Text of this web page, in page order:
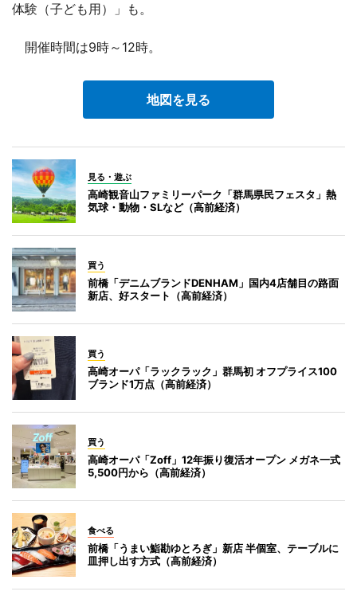
体験（子ども用）」も。
開催時間は9時～12時。
地図を見る
見る・遊ぶ
高崎観音山ファミリーパーク「群馬県民フェスタ」熱
気球・動物・SLなど（高前経済）
買う
前橋「デニムブランドDENHAM」国内4店舗目の路面
新店、好スタート（高前経済）
買う
高崎オーパ「ラックラック」群馬初 オフプライス100
ブランド1万点（高前経済）
買う
高崎オーパ「Zoff」12年振り復活オープン メガネ一式
5,500円から（高前経済）
食べる
前橋「うまい鮨勘ゆとろぎ」新店 半個室、テーブルに
皿押し出す方式（高前経済）